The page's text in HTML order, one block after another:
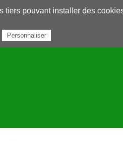
Petites annonces Nous
tiers pouvant installer des
Personnaliser